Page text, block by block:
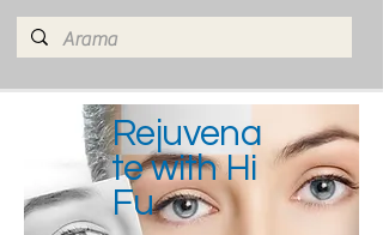
Rejuvena
te with Hi
Fu